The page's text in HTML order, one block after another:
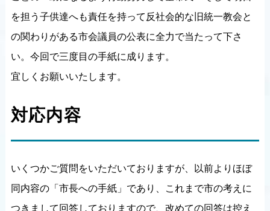
を担う子供達へも責任を持って反社会的な旧統一教会と
の関わりがある市会議員の公表に全力で当たって下さ
い。今回で三度目の手紙に成ります。
宜しくお願いいたします。
対応内容
いくつかご質問をいただいておりますが、以前よりほぼ
同内容の「市長への手紙」であり、これまで市の考えに
つきまして回答しておりますので、改めての回答は控え